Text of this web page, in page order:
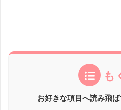
も
お好きな項目へ読み飛